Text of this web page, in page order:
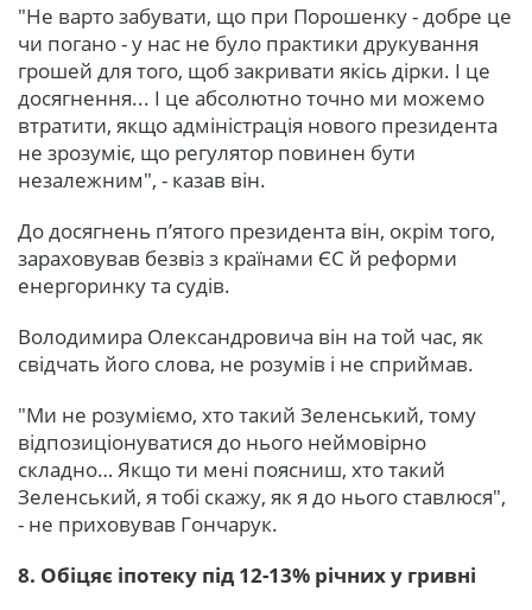
"Не варто забувати, що при Порошенку - добре це
чи погано - у нас не було практики друкування
грошей для того, щоб закривати якісь дірки. І це
досягнення... І це абсолютно точно ми можемо
втратити, якщо адміністрація нового президента
не зрозуміє, що регулятор повинен бути
незалежним", - казав він.
До досягнень п’ятого президента він, окрім того,
зараховував безвіз з країнами ЄС й реформи
енергоринку та судів.
Володимира Олександровича він на той час, як
свідчать його слова, не розумів і не сприймав.
"Ми не розуміємо, хто такий Зеленський, тому
відпозиціонуватися до нього неймовірно
складно… Якщо ти мені поясниш, хто такий
Зеленський, я тобі скажу, як я до нього ставлюся",
- не приховував Гончарук.
8. Обіцяє іпотеку під 12-13% річних у гривні